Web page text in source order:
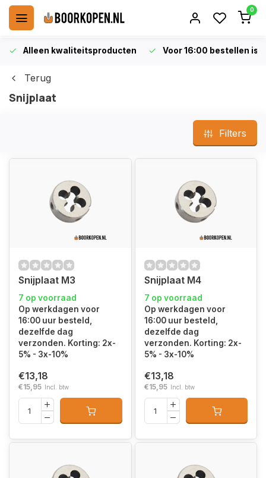
0
Alleen kwaliteitsproducten Voor 16:00 bestellen is
Terug
Snijplaat
Filters
Snijplaat M3
7 op voorraad
Op werkdagen voor
16:00 uur besteld,
dezelfde dag
verzonden. Korting: 2x-
5% - 3x-10%
€13,18
€15,95 Incl. btw
Snijplaat M4
7 op voorraad
Op werkdagen voor
16:00 uur besteld,
dezelfde dag
verzonden. Korting: 2x-
5% - 3x-10%
€13,18
€15,95 Incl. btw